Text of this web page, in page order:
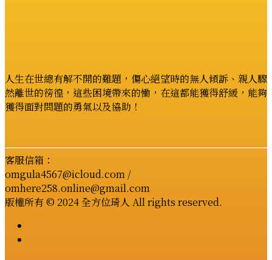
人生在世總有解不開的難題，傷心絕望時的無人傾訴、親人驟
然離世的徬徨，這些困境帶來的慟，在這都能獲得舒緩，能夠
獲得面對問題的勇氣以及協助！
客服信箱：
omgula4567@icloud.com /
omhere258.online@gmail.com
版權所有 © 2024 全方位琦人 All rights reserved.